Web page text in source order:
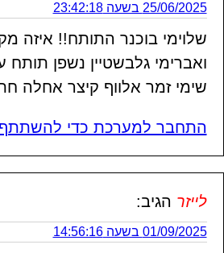
25/06/2025 בשעה 23:42:18
שלוימי בוכנר התותח!! איזה
ואברימי גלבשטיין נשפן
שימי זמר אלווף קיצר אחלה
התחבר למערכת כדי להשתתף
לייזר הגיב:
01/09/2025 בשעה 14:56:16